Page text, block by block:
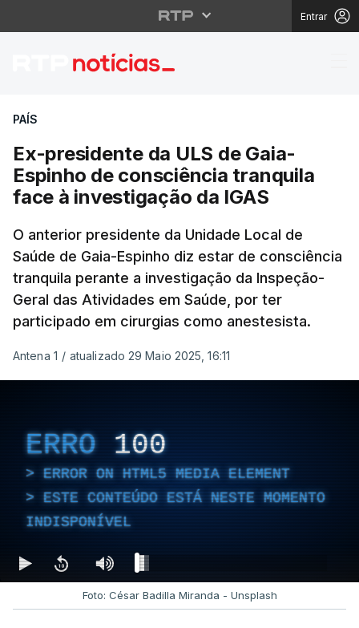
Entrar
Ex-presidente da
PAÍS
Ex-presidente da ULS de Gaia-
Espinho de consciência tranquila
face à investigação da IGAS
O anterior presidente da Unidade Local de
Saúde de Gaia-Espinho diz estar de consciência
tranquila perante a investigação da Inspeção-
Geral das Atividades em Saúde, por ter
participado em cirurgias como anestesista.
Antena 1 / atualizado 29 Maio 2025, 16:11
ERRO 100
ERROR ON HTML5 MEDIA ELEMENT
ESTE CONTEÚDO ESTÁ NESTE MOMENTO
INDISPONÍVEL
Foto: César Badilla Miranda - Unsplash